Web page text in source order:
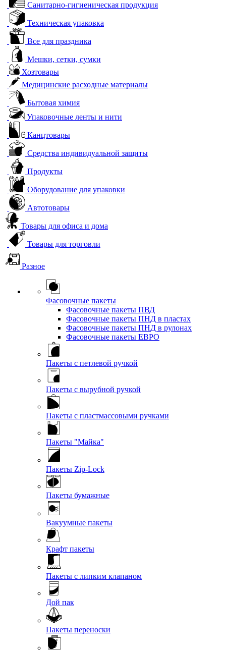
Санитарно-гигиеническая продукция
Техническая упаковка
Все для праздника
Мешки, сетки, сумки
Хозтовары
Медицинские расходные материалы
Бытовая химия
Упаковочные ленты и нити
Канцтовары
Средства индивидуальной защиты
Продукты
Оборудование для упаковки
Автотовары
Товары для офиса и дома
Товары для торговли
Разное
Фасовочные пакеты
Фасовочные пакеты ПВД
Фасовочные пакеты ПНД в пластах
Фасовочные пакеты ПНД в рулонах
Фасовочные пакеты ЕВРО
Пакеты с петлевой ручкой
Пакеты с вырубной ручкой
Пакеты с пластмассовыми ручками
Пакеты "Майка"
Пакеты Zip-Lock
Пакеты бумажные
Вакуумные пакеты
Крафт пакеты
Пакеты с липким клапаном
Дой пак
Пакеты переноски